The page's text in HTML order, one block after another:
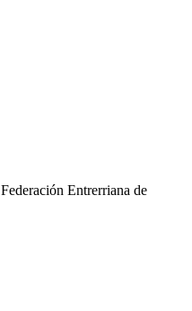
Entrerriana de